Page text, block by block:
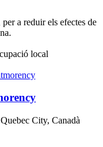
local
City, Canadà